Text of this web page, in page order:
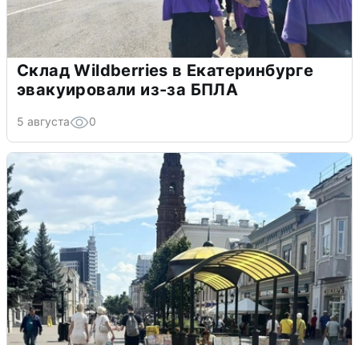
Склад Wildberries в Екатеринбурге
эвакуировали из-за БПЛА
5 августа 0